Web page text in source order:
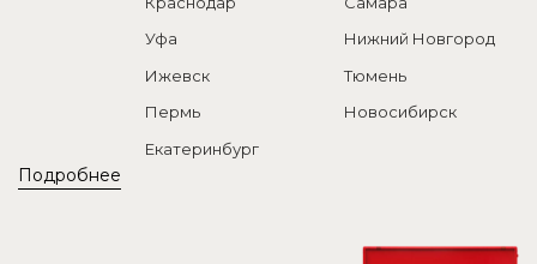
Подробнее
Уфа
Нижний Новгород
Ижевск
Тюмень
Пермь
Новосибирск
Екатеринбург